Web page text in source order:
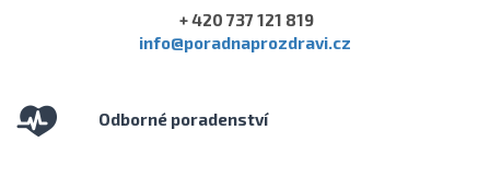
+ 420 737 121 819
info@poradnaprozdravi.cz
Odborné poradenství